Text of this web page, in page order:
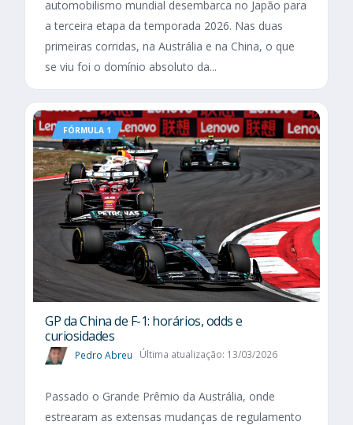
automobilismo mundial desembarca no Japão para
a terceira etapa da temporada 2026. Nas duas
primeiras corridas, na Austrália e na China, o que
se viu foi o domínio absoluto da...
FÓRMULA 1
GP da China de F-1: horários, odds e
curiosidades
Pedro Abreu Última atualização: 13/03/2026
Passado o Grande Prêmio da Austrália, onde
estrearam as extensas mudanças de regulamento